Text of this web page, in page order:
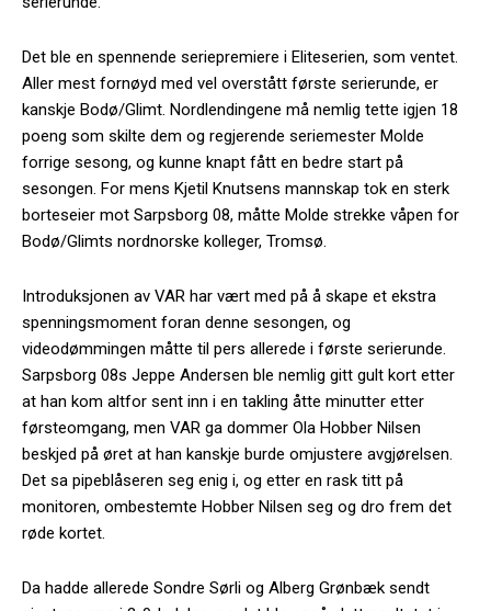
Det ble en spennende seriepremiere i Eliteserien, som ventet.
Aller mest fornøyd med vel overstått første serierunde, er
kanskje Bodø/Glimt. Nordlendingene må nemlig tette igjen 18
poeng som skilte dem og regjerende seriemester Molde
forrige sesong, og kunne knapt fått en bedre start på
sesongen. For mens Kjetil Knutsens mannskap tok en sterk
borteseier mot Sarpsborg 08, måtte Molde strekke våpen for
Bodø/Glimts nordnorske kolleger, Tromsø.
Introduksjonen av VAR har vært med på å skape et ekstra
spenningsmoment foran denne sesongen, og
videodømmingen måtte til pers allerede i første serierunde.
Sarpsborg 08s Jeppe Andersen ble nemlig gitt gult kort etter
at han kom altfor sent inn i en takling åtte minutter etter
førsteomgang, men VAR ga dommer Ola Hobber Nilsen
beskjed på øret at han kanskje burde omjustere avgjørelsen.
Det sa pipeblåseren seg enig i, og etter en rask titt på
monitoren, ombestemte Hobber Nilsen seg og dro frem det
røde kortet.
Da hadde allerede Sondre Sørli og Alberg Grønbæk sendt